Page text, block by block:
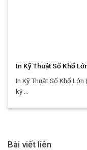
In Kỹ Thuật Số Khổ
In Kỹ Thuật Số Khổ Lớn
kỹ ...
Bài viết liên